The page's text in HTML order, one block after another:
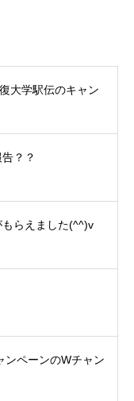
大学駅伝のキャン
？？
らえました(^^)v
ンペーンのWチャン